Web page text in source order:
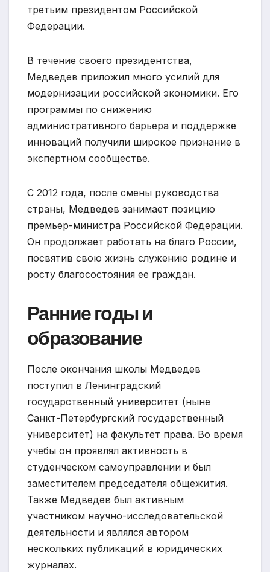
третьим президентом Российской
Федерации.
В течение своего президентства,
Медведев приложил много усилий для
модернизации российской экономики. Его
программы по снижению
административного барьера и поддержке
инноваций получили широкое признание в
экспертном сообществе.
С 2012 года, после смены руководства
страны, Медведев занимает позицию
премьер-министра Российской Федерации.
Он продолжает работать на благо России,
посвятив свою жизнь служению родине и
росту благосостояния ее граждан.
Ранние годы и
образование
После окончания школы Медведев
поступил в Ленинградский
государственный университет (ныне
Санкт-Петербургский государственный
университет) на факультет права. Во время
учебы он проявлял активность в
студенческом самоуправлении и был
заместителем председателя общежития.
Также Медведев был активным
участником научно-исследовательской
деятельности и являлся автором
нескольких публикаций в юридических
журналах.